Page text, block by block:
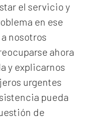
el servicio y
en ese
nosotros
ahora
y explicarnos
urgentes
pueda
de